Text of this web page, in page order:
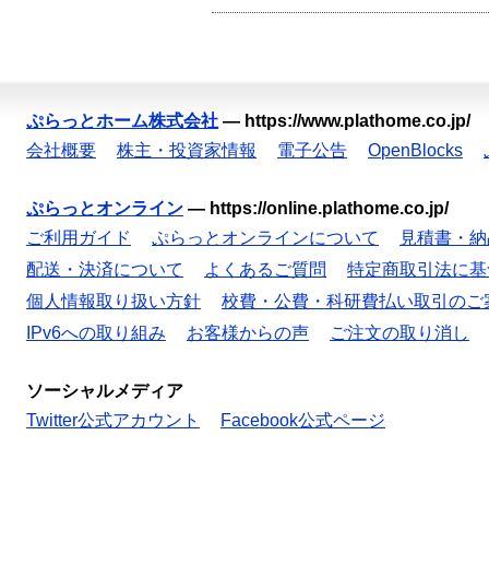
ぷらっとホーム株式会社 — https://www.plathome.co.jp/
会社概要
株主・投資家情報 電子公告 OpenBlocks
ぷらっとオンライン — https://online.plathome.co.jp/
ご利用ガイド
ぷらっとオンラインについて
見積書・
配送・決済について
よくあるご質問
特定商取引法に
個人情報取り扱い方針
校費・公費・科研費払い取引のご
IPv6への取り組み
お客様からの声 ご注文の取り消し
ソーシャルメディア
Twitter公式アカウント
Facebook公式ページ